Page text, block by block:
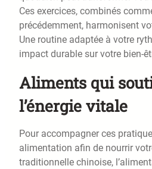
Ces exercices, combinés
précédemment, harmonisent
Une routine adaptée à votre
impact durable sur votre bien-
Aliments qui
l’énergie vitale
Pour accompagner ces
alimentation afin de nourrir
traditionnelle chinoise,